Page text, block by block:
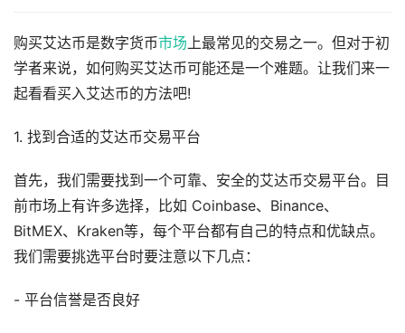
购买艾达币是数字货币市场 上最常见的交易之一。但对于初
学者来说，如何购买艾达币可能还是一个难题。让我们来一
起看看买入艾达币的方法吧!
1. 找到合适的艾达币交易平台
首先，我们需要找到一个可靠、安全的艾达币交易平台。目
前市场上有许多选择，比如 Coinbase、Binance、
BitMEX、Kraken等，每个平台都有自己的特点和优缺点。
我们需要挑选平台时要注意以下几点：
- 平台信誉是否良好